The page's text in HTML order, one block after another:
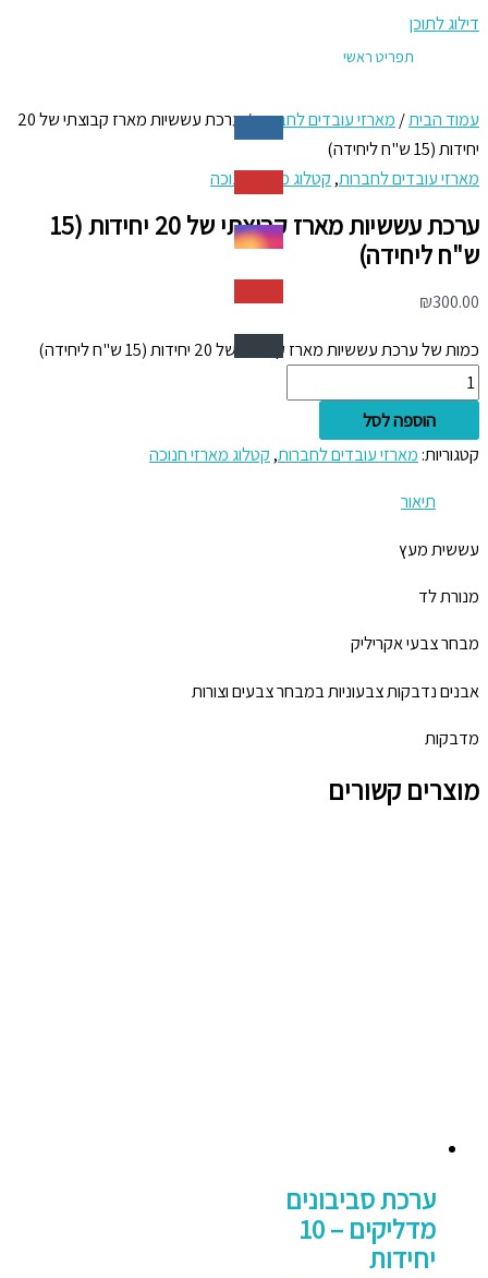
דילוג לתוכן
תפריט ראשי
עמוד הבית/ מארזי עובדים לחברות
/ ערכת עששיות מארז קבוצתי של 20
יחידות (15 ש"ח ליחידה)
מארזי עובדים לחברות, קטלוג מארזי חנוכה
ערכת עששיות מארז קבוצתי של 20 יחידות (15
ש"ח ליחידה)
₪300.00
כמות של ערכת עששיות מארז קבוצתי של 20 יחידות (15 ש"ח ליחידה)
הוספה לסל
קטגוריות: מארזי עובדים לחברות, קטלוג מארזי חנוכה
תיאור
עששית מעץ
מנורת לד
מבחר צבעי אקריליק
אבנים נדבקות צבעוניות במבחר צבעים וצורות
מדבקות
מוצרים קשורים
ערכת סביבונים
מדליקים – 10
יחידות